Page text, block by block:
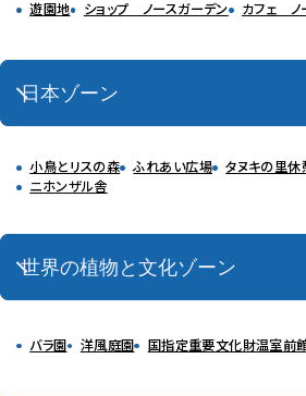
遊園地 ショップ ノースガーデン カフェ ノ
日本ゾーン
小鳥とリスの森 ふれあい広場 タヌキの里
ニホンザル舎
世界の植物と文化ゾーン
バラ園 洋風庭園 国指定重要文化財温室前